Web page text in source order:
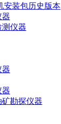
安装包历史版本
器
测仪器
器
器
矿勘探仪器